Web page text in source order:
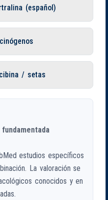
(español)
/ setas
estudios específicos
La valoración se
conocidos y en